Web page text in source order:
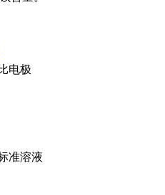
电极
准溶液